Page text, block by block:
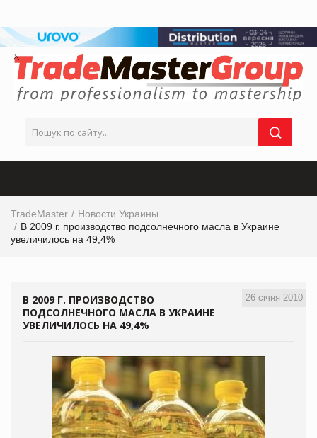
TradeMaster
Новости Украины
В 2009 г. производство подсолнечного масла в Украине
увеличилось на 49,4%
26 січня 2010
В 2009 Г. ПРОИЗВОДСТВО
ПОДСОЛНЕЧНОГО МАСЛА В УКРАИНЕ
УВЕЛИЧИЛОСЬ НА 49,4%